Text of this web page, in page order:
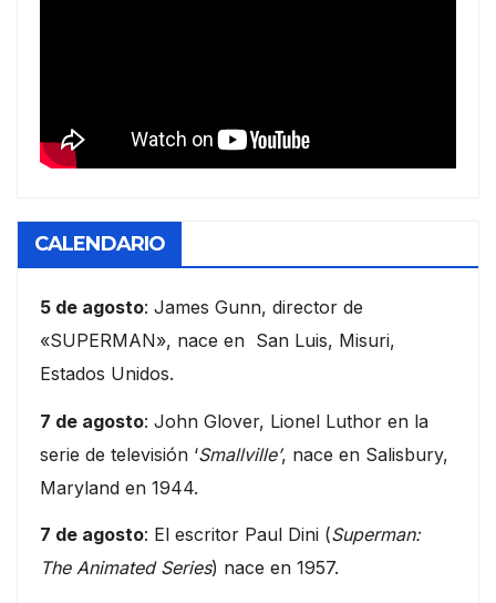
CALENDARIO
5 de agosto: James Gunn, director de
«SUPERMAN», nace en San Luis, Misuri,
Estados Unidos.
7 de agosto: John Glover, Lionel Luthor en la
serie de televisión ‘Smallville’, nace en Salisbury,
Maryland en 1944.
7 de agosto: El escritor Paul Dini (Superman:
The Animated Series) nace en 1957.